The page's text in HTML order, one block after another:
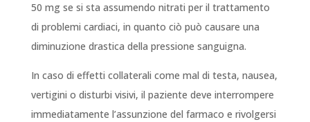
50 mg se si sta assumendo nitrati per il trattamento
di problemi cardiaci, in quanto ciò può causare una
diminuzione drastica della pressione sanguigna.
In caso di effetti collaterali come mal di testa, nausea,
vertigini o disturbi visivi, il paziente deve interrompere
immediatamente l’assunzione del farmaco e rivolgersi